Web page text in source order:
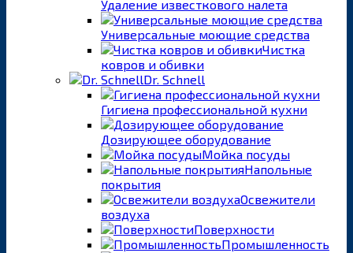
Удаление известкового налета
Универсальные моющие средства
Чистка
ковров и обивки
Dr. Schnell
Гигиена профессиональной кухни
Дозирующее оборудование
Мойка посуды
Напольные
покрытия
Освежители
воздуха
Поверхности
Промышленность